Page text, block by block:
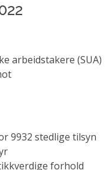
arbeidstakere (SUA)
9932 stedlige tilsyn
forhold